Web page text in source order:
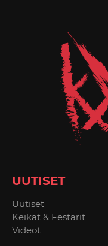
UUTISET
Uutiset
Keikat & Festarit
Videot